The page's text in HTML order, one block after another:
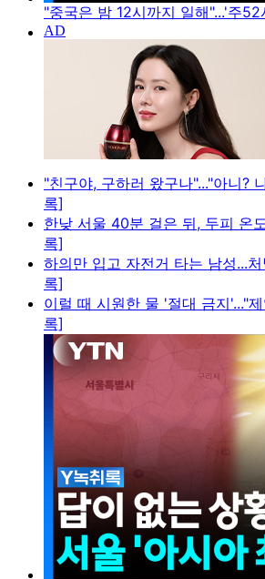
"중국은 밤 12시까지 일해"...'주
"친구야, 구하러 왔구나"..."아니?
록]
한낮 서울 40분 걸은 뒤, 두피 온
록]
하의만 입고 자전거 타는 남성...
록]
이럴 때 시원한 물 '절대 금지'..."
록]